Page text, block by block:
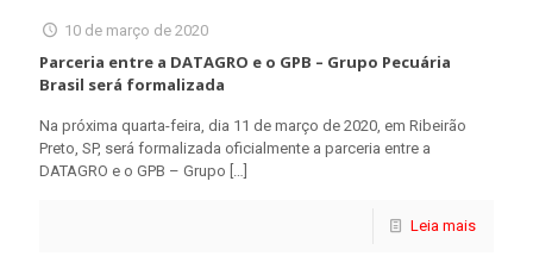
10 de março de 2020
Parceria entre a DATAGRO e o GPB – Grupo Pecuária
Brasil será formalizada
Na próxima quarta-feira, dia 11 de março de 2020, em Ribeirão
Preto, SP, será formalizada oficialmente a parceria entre a
DATAGRO e o GPB – Grupo
Leia mais